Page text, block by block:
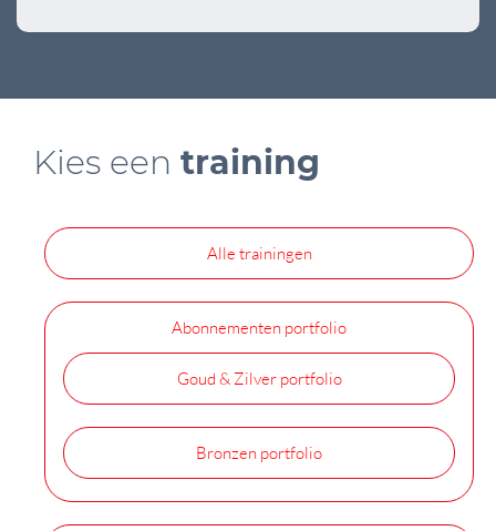
Kies een training
Alle trainingen
Abonnementen portfolio
Goud & Zilver portfolio
Bronzen portfolio